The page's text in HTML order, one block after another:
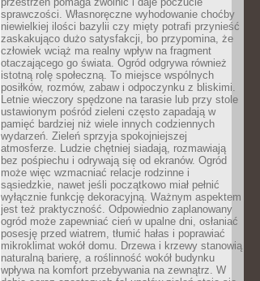
sprawczości. Własnoręczne wyhodowanie choćby
niewielkiej ilości bazylii czy mięty potrafi przynieść
zaskakująco dużo satysfakcji, bo przypomina, że
człowiek wciąż ma realny wpływ na fragment
otaczającego go świata. Ogród odgrywa również
istotną rolę społeczną. To miejsce wspólnych
posiłków, rozmów, zabaw i odpoczynku z bliskimi.
Letnie wieczory spędzone na tarasie lub przy stole
ustawionym pośród zieleni często zapadają w
pamięć bardziej niż wiele innych codziennych
wydarzeń. Zieleń sprzyja spokojniejszej
atmosferze. Ludzie chętniej siadają, rozmawiają
bez pośpiechu i odrywają się od ekranów. Ogród
może więc wzmacniać relacje rodzinne i
sąsiedzkie, nawet jeśli początkowo miał pełnić
wyłącznie funkcję dekoracyjną. Ważnym aspektem
jest też praktyczność. Odpowiednio zaplanowany
ogród może zapewniać cień w upalne dni, osłaniać
posesję przed wiatrem, tłumić hałas i poprawiać
mikroklimat wokół domu. Drzewa i krzewy stanowią
naturalną barierę, a roślinność wokół budynku
wpływa na komfort przebywania na zewnątrz. W